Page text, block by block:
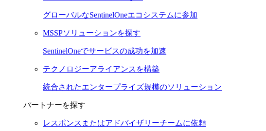
グローバルなSentinelOneエコシステムに参加
MSSPソリューションを探す
SentinelOneでサービスの成功を加速
テクノロジーアライアンスを構築
統合されたエンタープライズ規模のソリューション
パートナーを探す
レスポンスまたはアドバイザリーチームに依頼